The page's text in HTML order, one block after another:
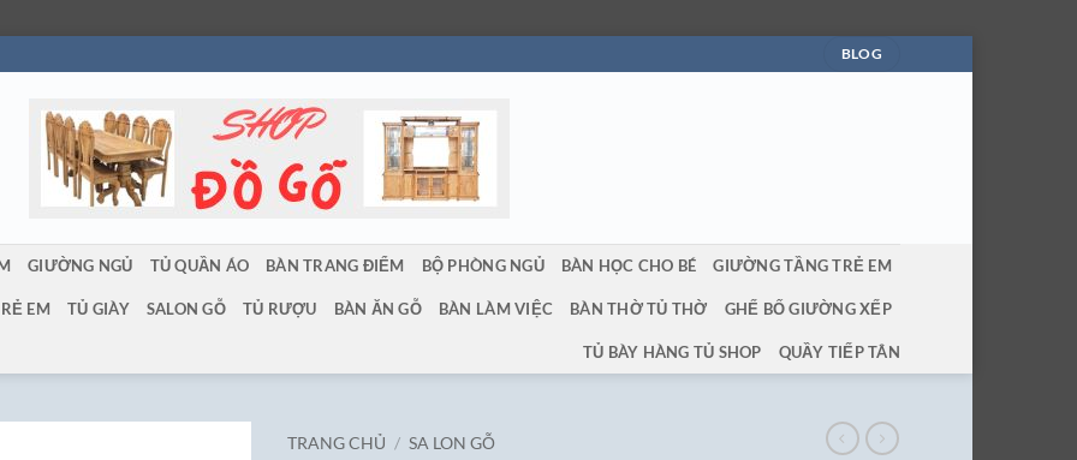
BLOG
GIƯỜNG NGỦ TỦ QUẦN ÁO BÀN TRANG ĐIỂM BỘ PHÒNG NGỦ BÀN HỌC CHO BÉ GIƯỜNG TẦNG TRẺ EM
EM TỦ GIÀY SALON GỖ TỦ RƯỢU BÀN ĂN GỖ BÀN LÀM VIỆC BÀN THỜ TỦ THỜ GHẾ BỐ GIƯỜNG XẾP
TỦ BÀY HÀNG TỦ SHOP QUẦY TIẾP TÂN
TRANG CHỦ / SA LON GỖ